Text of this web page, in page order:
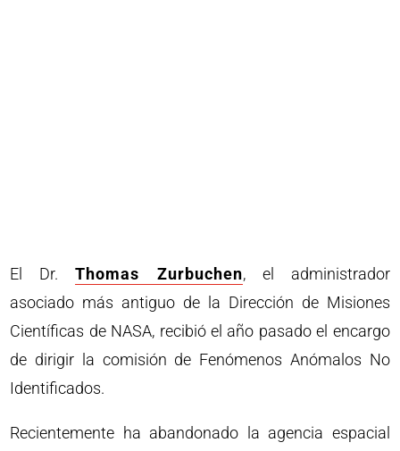
El Dr.Thomas Zurbuchen, el administrador
asociado más antiguo de la Dirección de Misiones
Científicas de NASA, recibió el año pasado el encargo
de dirigir la comisión de Fenómenos Anómalos No
Identificados.
Recientemente ha abandonado la agencia espacial